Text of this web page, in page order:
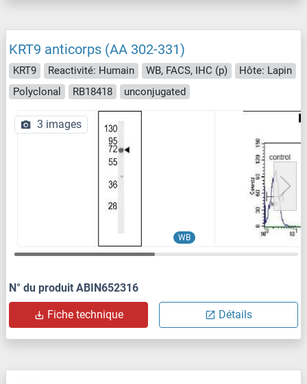
KRT9 anticorps (AA 302-331)
KRT9 Reactivité: Humain WB, FACS, IHC (p)
Hôte: Lapin
Polyclonal
RB18418 unconjugated
WB
3 images
N° du produit ABIN652316
Fiche technique Détails